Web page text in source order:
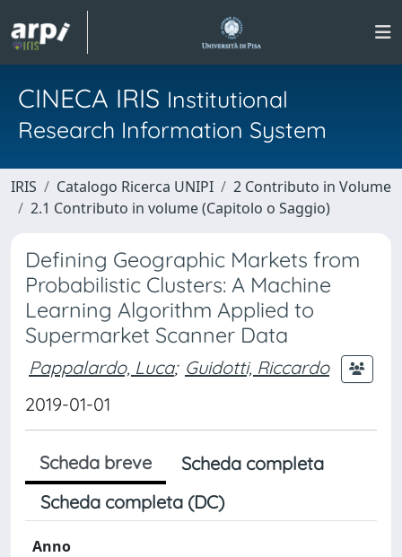
CINECA IRIS Institutional
Research Information System
IRIS Catalogo Ricerca UNIPI
2 Contributo in Volume
2.1 Contributo in volume (Capitolo o Saggio)
Defining Geographic Markets from
Probabilistic Clusters: A Machine
Learning Algorithm Applied to
Supermarket Scanner Data
Pappalardo, Luca; Guidotti, Riccardo
2019-01-01
Scheda breve
Scheda completa
Scheda completa (DC)
Anno